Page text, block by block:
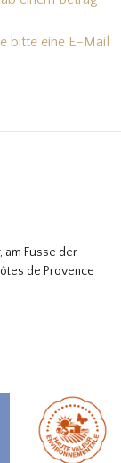
bitte eine E-Mail
am Fusse der
de Provence